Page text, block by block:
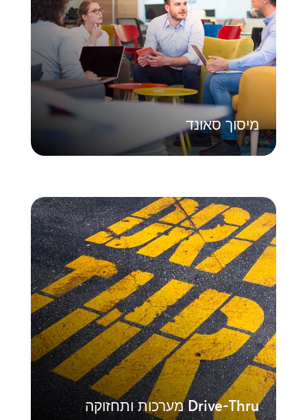
מיסוך סאונד
הטמע פתרון פרטיות אסטרטגי להגנה על מידע
רגיש. טכנולוגיית מיסוך הקול שלנו עוזרת לך
לעמוד בתקני תאימות וליצור סביבת עבודה
מאובטחת וממוקדת יותר בכל מרחבי החברה.
למד עוד
Drive-Thru מערכות ותחזוקה
Drive-Thru מערכות ותחזוקה
ודא ביצועים עקביים בכל רחבי הרשת שלך.
תוכניות התחזוקה המקיפות שלנו ורשת
הטכנאים הארצית שלנו מבטיחות זמן פעולה
ויעילות מקסימליים עבור פעולות דרייב-ת'רו
בנפח גבוה.
למד עוד